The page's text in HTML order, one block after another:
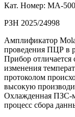
Кат. Номер: MA-
РЗН 2025/24998
Амплификатор
проведения ПЦР в
Прибор
изменения
протоколом
высокую
Охлажденная ПЗС-
процесс сбора